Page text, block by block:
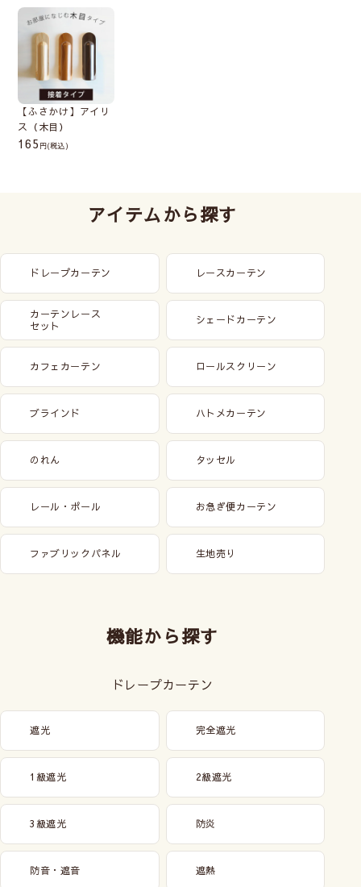
【ふさかけ】アイリ
ス（木目）
165 (税込)
アイテムから探す
ドレープカーテン レースカーテン
カーテンレース
セット
シェードカーテン
カフェカーテン ロールスクリーン
ブラインド ハトメカーテン
のれん タッセル
レール・ポール お急ぎ便カーテン
ファブリックパネル 生地売り
機能から探す
ドレープカーテン
遮光 完全遮光
1級遮光 2級遮光
3級遮光 防炎
防音・遮音 遮熱